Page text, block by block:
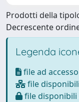
Prodotti della
Decrescente
Legenda
file ad
file
file